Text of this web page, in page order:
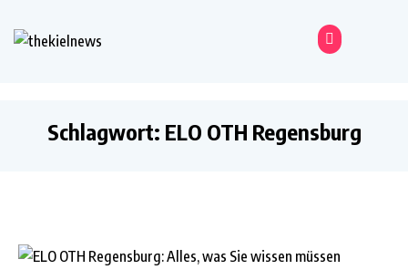
Schlagwort: ELO OTH Regensburg